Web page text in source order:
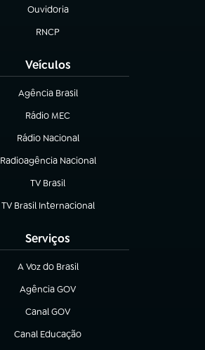
Ouvidoria
(abre em nova aba)
RNCP
(abre em nova aba)
Veículos
Agência Brasil
(abre em nova aba)
Rádio MEC
(abre em nova aba)
Rádio Nacional
Radioagência Nacional
(abre em nova aba)
TV Brasil
(abre em nova aba)
TV Brasil Internacional
(abre em nova aba)
Serviços
A Voz do Brasil
(abre em nova aba)
Agência GOV
(abre em nova aba)
Canal GOV
(abre em nova aba)
Canal Educação
(abre em nova aba)